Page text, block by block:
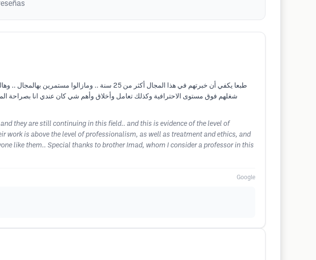
طبعا يكفي أن خبرتهم في هذا المجال أكثر من 25 سنة
شغلهم فوق مستوى الاحترافية وكذلك تعامل وأخلاق وأهم شي كان عندي انا بصراحة
they are still continuing in this field.. and this is evidence of the level of
work is above the level of professionalism, as well as treatment and ethics, and
like them.. Special thanks to brother Imad, whom I consider a professor in this
Google